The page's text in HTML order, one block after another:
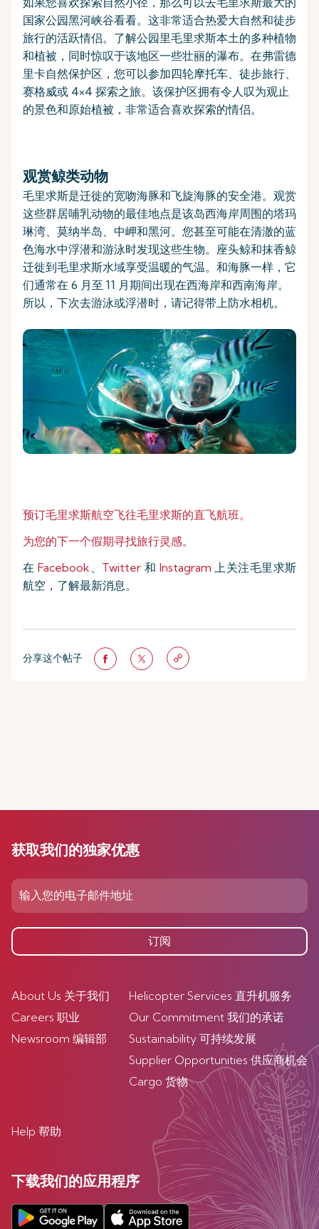
国家公园黑河峡谷看看。这非常适合热爱大自然和徒步
旅行的活跃情侣。了解公园里毛里求斯本土的多种植物
和植被，同时惊叹于该地区一些壮丽的瀑布。在弗雷德
里卡自然保护区，您可以参加四轮摩托车、徒步旅行、
赛格威或 4×4 探索之旅。该保护区拥有令人叹为观止
的景色和原始植被，非常适合喜欢探索的情侣。
观赏鲸类动物
毛里求斯是迁徙的宽吻海豚和飞旋海豚的安全港。观赏
这些群居哺乳动物的最佳地点是该岛西海岸周围的塔玛
琳湾、莫纳半岛、中岬和黑河。您甚至可能在清澈的蓝
色海水中浮潜和游泳时发现这些生物。座头鲸和抹香鲸
迁徙到毛里求斯水域享受温暖的气温。和海豚一样，它
们通常在 6 月至 11 月期间出现在西海岸和西南海岸。
所以，下次去游泳或浮潜时，请记得带上防水相机。
预订毛里求斯航空飞往毛里求斯的直飞航班。
为您的下一个假期寻找旅行灵感。
在 Facebook 、 Twitter 和 Instagram 上关注毛里求斯
航空，了解最新消息。
分享这个帖子
获取我们的独家优惠
订阅
About Us 关于我们
Careers 职业
Newsroom 编辑部
Helicopter Services 直升机服务
Our Commitment 我们的承诺
Sustainability 可持续发展
Supplier Opportunities 供应商机会
Cargo 货物
Help 帮助
下载我们的应用程序